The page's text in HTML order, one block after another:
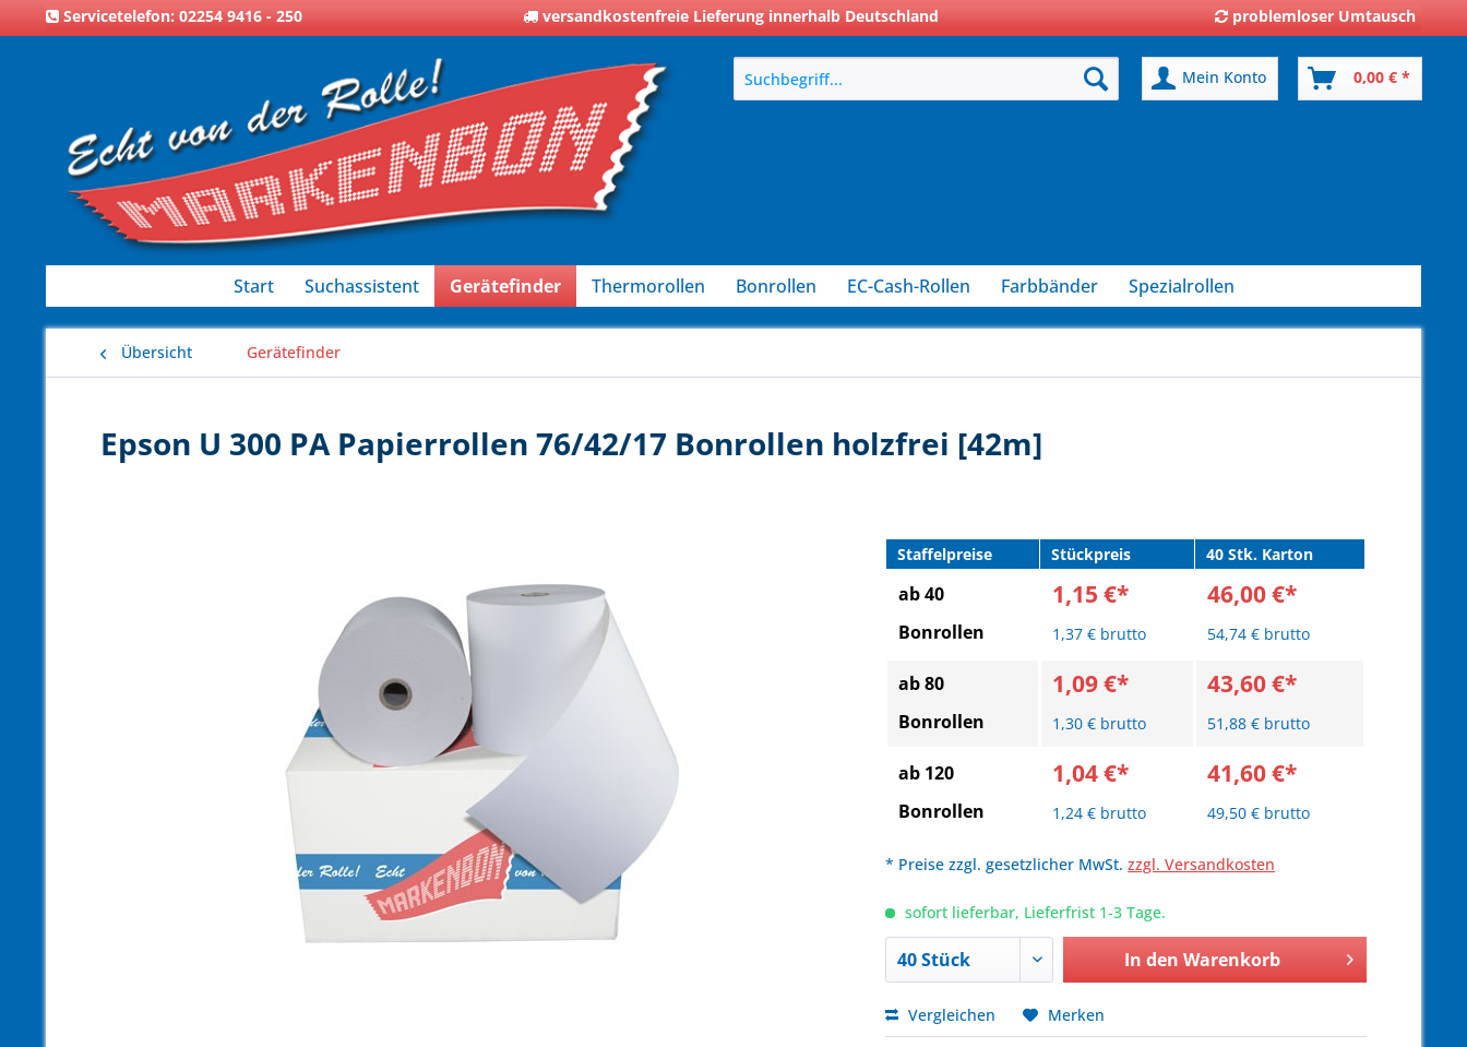
Servicetelefon: 02254 9416 - 250 versandkostenfreie Lieferung innerhalb Deutschland problemloser Umtausch
Mein Konto 0,00 € *
Start Suchassistent Gerätefinder Thermorollen Bonrollen EC-Cash-Rollen Farbbänder Spezialrollen
Übersicht Gerätefinder
Epson U 300 PA Papierrollen 76/42/17 Bonrollen holzfrei [42m]
Staffelpreise Stückpreis 40 Stk. Karton
ab 40
Bonrollen
1,15 €*
1,37 € brutto
46,00 €*
54,74 € brutto
ab 80
Bonrollen
1,09 €*
1,30 € brutto
43,60 €*
51,88 € brutto
ab 120
Bonrollen
1,04 €*
1,24 € brutto
41,60 €*
49,50 € brutto
* Preise zzgl. gesetzlicher MwSt.zzgl. Versandkosten
sofort lieferbar, Lieferfrist 1-3 Tage.
In den Warenkorb
Vergleichen Merken